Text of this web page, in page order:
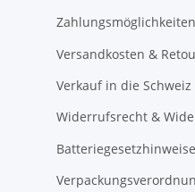
Zahlungsmöglichkeiten
Versandkosten &
Verkauf in die Schweiz
Widerrufsrecht &
Batteriegesetzhinweise